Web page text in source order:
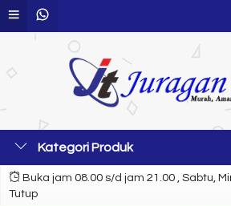
Kategori Produk
Buka jam 08.00 s/d jam 21.00 , Sabtu,
Tutup